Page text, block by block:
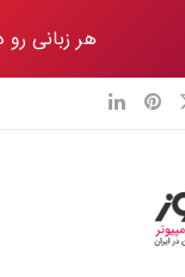
هر زبانی رو در
بوک‫پین‌ترست
لینکدین